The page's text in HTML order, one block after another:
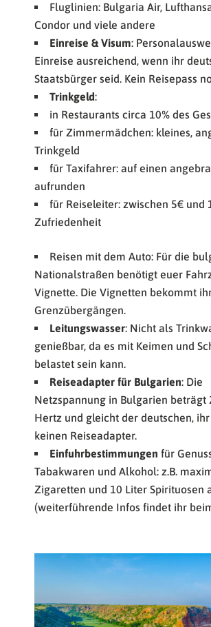
Fluglinien: Bulgaria Air,
Condor und viele andere
Einreise & Visum:
Einreise ausreichend, wenn ihr
Staatsbürger seid. Kein Reisepass
Trinkgeld:
in Restaurants circa 10% des
für Zimmermädchen: kleines,
Trinkgeld
für Taxifahrer: auf einen
aufrunden
für Reiseleiter: zwischen 5€ und
Zufriedenheit
Reisen mit dem Auto: Für die
Nationalstraßen benötigt euer
Vignette. Die Vignetten bekommt
Grenzübergängen.
Leitungswasser: Nicht als
genießbar, da es mit Keimen und
belastet sein kann.
Reiseadapter für Bulgarien: Die
Netzspannung in Bulgarien beträgt
Hertz und gleicht der deutschen,
keinen Reiseadapter.
Einfuhrbestimmungen für
Tabakwaren und Alkohol: z.B.
Zigaretten und 10 Liter Spirituosen
(weiterführende Infos findet ihr